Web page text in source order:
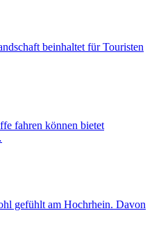
beinhaltet für Touristen
fahren können bietet
gefühlt am Hochrhein. Davon